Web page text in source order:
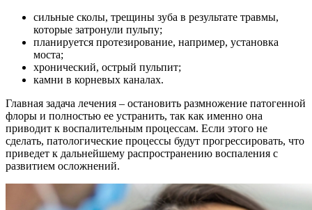
сильные сколы, трещины зуба в результате травмы,
которые затронули пульпу;
планируется протезирование, например, установка
моста;
хронический, острый пульпит;
камни в корневых каналах.
Главная задача лечения – остановить размножение патогенной
флоры и полностью ее устранить, так как именно она
приводит к воспалительным процессам. Если этого не
сделать, патологические процессы будут прогрессировать, что
приведет к дальнейшему распространению воспаления с
развитием осложнений.